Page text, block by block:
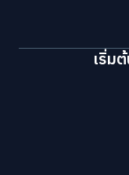
เริ่ม